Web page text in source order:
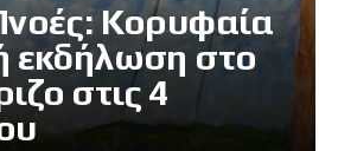
Κορυφαία
εκδήλωση στο
στις 4